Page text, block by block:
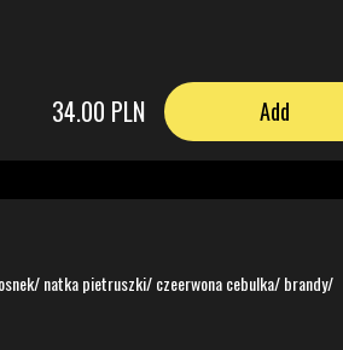
34.00 PLN Add
natka pietruszki/ czeerwona cebulka/ brandy/